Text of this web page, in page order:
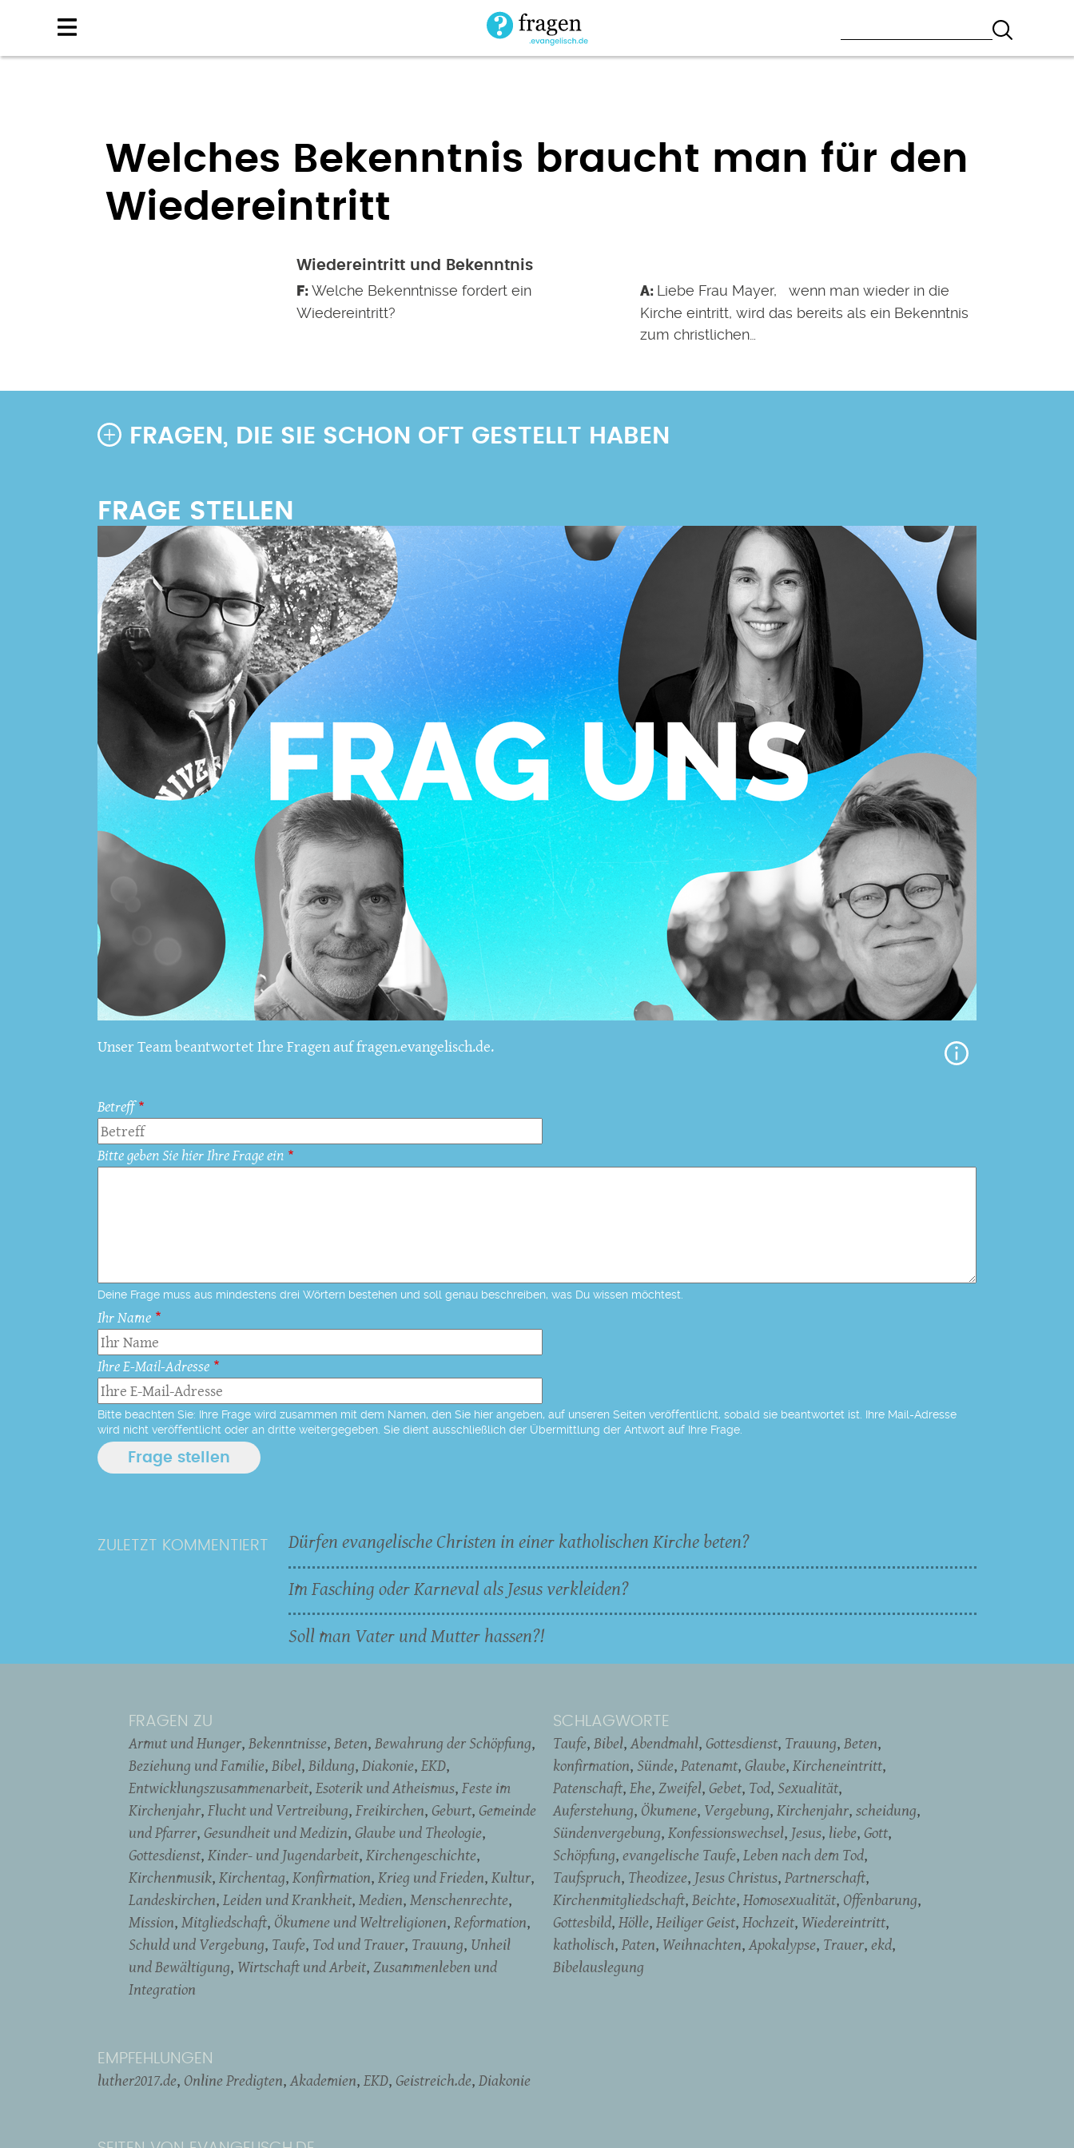
Welches Bekenntnis braucht man für den
Wiedereintritt
Wiedereintritt und Bekenntnis
Welche Bekenntnisse fordert ein
Wiedereintritt?
Liebe Frau Mayer, wenn man wieder in die
Kirche eintritt, wird das bereits als ein Bekenntnis
zum christlichen…
FRAGEN, DIE SIE SCHON OFT GESTELLT HABEN
Unser Team beantwortet Ihre Fragen auf fragen.evangelisch.de.
Betreff
Bitte geben Sie hier Ihre Frage ein
Deine Frage muss aus mindestens drei Wörtern bestehen und soll genau beschreiben, was Du wissen möchtest.
Ihr Name
Ihre E-Mail-Adresse
Bitte beachten Sie: Ihre Frage wird zusammen mit dem Namen, den Sie hier angeben, auf unseren Seiten veröffentlicht, sobald sie beantwortet ist. Ihre Mail-Adresse
wird nicht veröffentlicht oder an dritte weitergegeben. Sie dient ausschließlich der Übermittlung der Antwort auf Ihre Frage.
ZULETZT KOMMENTIERT
Dürfen evangelische Christen in einer katholischen Kirche beten?
Im Fasching oder Karneval als Jesus verkleiden?
Soll man Vater und Mutter hassen?!
FRAGEN ZU
Armut und Hunger Bekenntnisse Beten Bewahrung der Schöpfung
Beziehung und Familie Bibel Bildung Diakonie EKD
Entwicklungszusammenarbeit Esoterik und Atheismus Feste im
Kirchenjahr Flucht und Vertreibung Freikirchen Geburt Gemeinde
und Pfarrer Gesundheit und Medizin Glaube und Theologie
Gottesdienst Kinder- und Jugendarbeit Kirchengeschichte
Kirchenmusik Kirchentag Konfirmation Krieg und Frieden Kultur
Landeskirchen Leiden und Krankheit Medien Menschenrechte
Mission Mitgliedschaft Ökumene und Weltreligionen Reformation
Schuld und Vergebung Taufe Tod und Trauer Trauung Unheil
und Bewältigung Wirtschaft und Arbeit Zusammenleben und
Integration
SCHLAGWORTE
Taufe Bibel Abendmahl Gottesdienst Trauung Beten
konfirmation Sünde Patenamt Glaube Kircheneintritt
Patenschaft Ehe Zweifel Gebet Tod Sexualität
Auferstehung Ökumene Vergebung Kirchenjahr scheidung
Sündenvergebung Konfessionswechsel Jesus liebe Gott
Schöpfung evangelische Taufe Leben nach dem Tod
Taufspruch Theodizee Jesus Christus Partnerschaft
Kirchenmitgliedschaft Beichte Homosexualität Offenbarung
Gottesbild Hölle Heiliger Geist Hochzeit Wiedereintritt
katholisch Paten Weihnachten Apokalypse Trauer ekd
Bibelauslegung
EMPFEHLUNGEN
luther2017.de Online Predigten Akademien EKD Geistreich.de Diakonie